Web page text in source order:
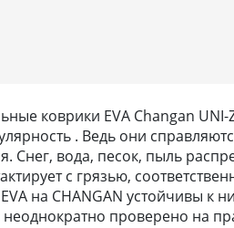
коврики EVA Changan UNI-
. Ведь они
Снег, вода, песок, пыль
с грязью,
на CHANGAN устойчивы к
проверено на